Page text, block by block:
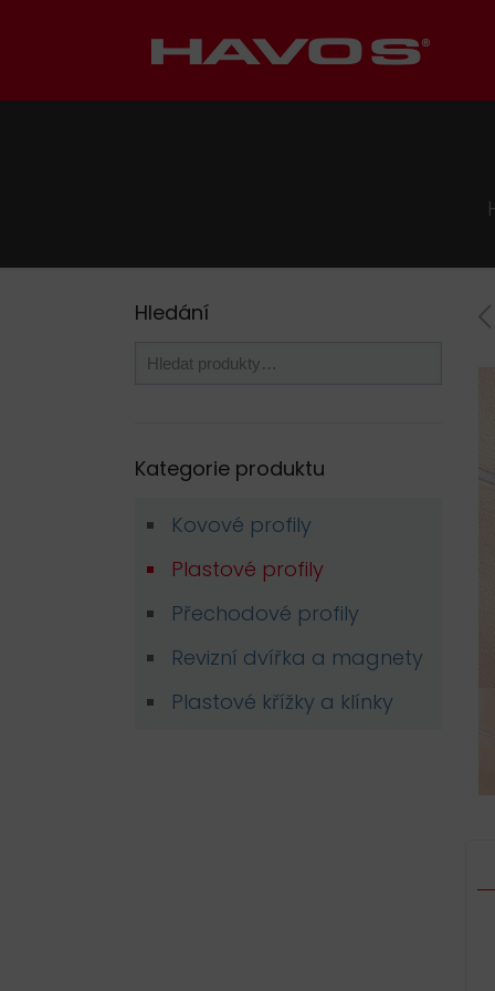
Hledání
Kategorie produktu
Kovové profily
Plastové profily
Přechodové profily
Revizní dvířka a magnety
Plastové křížky a klínky